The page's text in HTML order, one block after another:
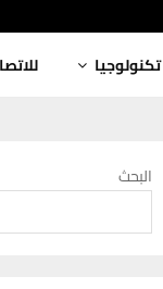
تكنولوجيا
البحث